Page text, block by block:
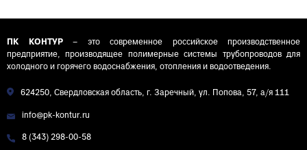
ПК КОНТУР– это современное российское производственное
предприятие, производящее полимерные системы трубопроводов для
холодного и горячего водоснабжения, отопления и водоотведения.
624250, Свердловская область, г. Заречный, ул. Попова, 57, а/я 111
info@pk-kontur.ru
8 (343) 298-00-58